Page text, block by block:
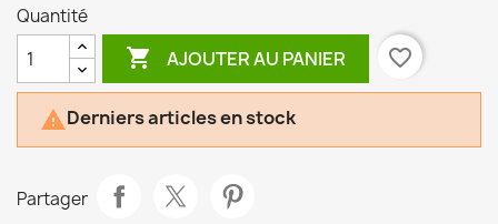
Quantité
 AJOUTER AU PANIER favorite_border
Derniers articles en stock
Partager